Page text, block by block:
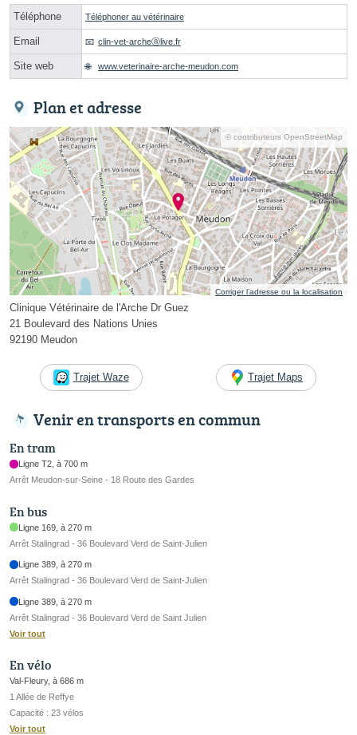
Téléphone Téléphoner au vétérinaire
Email clin-vet-archeⓐlive.fr
Site web www.veterinaire-arche-meudon.com
Plan et adresse
© contributeurs OpenStreetMap
Corriger l’adresse ou la localisation
Clinique Vétérinaire de l'Arche Dr Guez
21 Boulevard des Nations Unies
92190 Meudon
Trajet Waze Trajet Maps
Venir en transports en commun
En tram
Ligne T2, à 700 m
Arrêt Meudon-sur-Seine - 18 Route des Gardes
En bus
Ligne 169, à 270 m
Arrêt Stalingrad - 36 Boulevard Verd de Saint-Julien
Ligne 389, à 270 m
Arrêt Stalingrad - 36 Boulevard Verd de Saint-Julien
Ligne 389, à 270 m
Arrêt Stalingrad - 36 Boulevard Verd de Saint Julien
Voir tout
En vélo
Val-Fleury, à 686 m
1 Allée de Reffye
Capacité : 23 vélos
Voir tout